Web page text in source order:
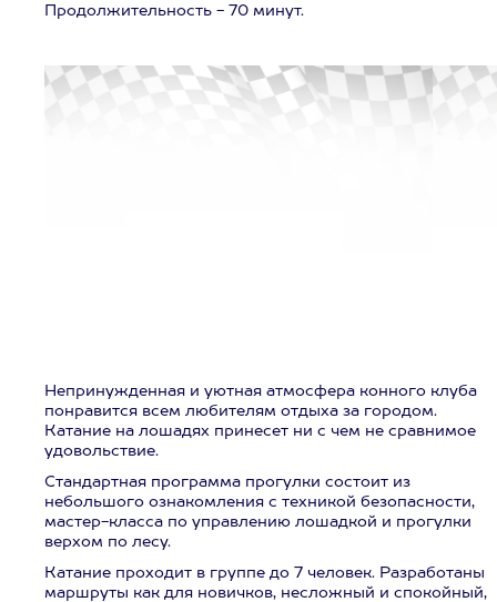
Продолжительность - 70 минут.
Непринужденная и уютная атмосфера конного клуба
понравится всем любителям отдыха за городом.
Катание на лошадях принесет ни с чем не сравнимое
удовольствие.
Стандартная программа прогулки состоит из
небольшого ознакомления с техникой безопасности,
мастер-класса по управлению лошадкой и прогулки
верхом по лесу.
Катание проходит в группе до 7 человек. Разработаны
маршруты как для новичков, несложный и спокойный,